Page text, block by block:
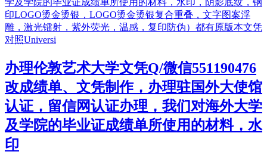
办理伦敦艺术大学文凭Q/微信551190476
改成绩单、文凭制作，办理驻国外大使馆
认证，留信网认证办理，我们对海外大学
及学院的毕业证成绩单所使用的材料，水
印